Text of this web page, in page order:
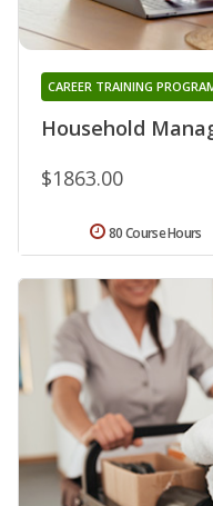
Household
CAREER TRAINING
$1863.00
80 Course Hours